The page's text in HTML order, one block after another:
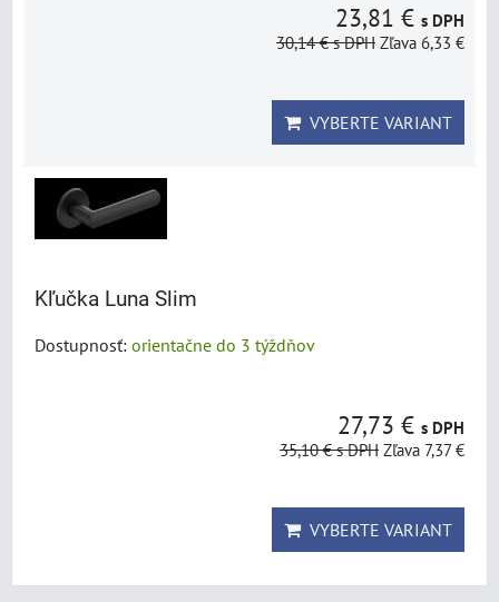
23,81 € s DPH
30,14 €s DPH Zľava 6,33 €
VYBERTE VARIANT
Kľučka Luna Slim
Dostupnosť: orientačne do 3 týždňov
27,73 € s DPH
35,10 €s DPH Zľava 7,37 €
VYBERTE VARIANT